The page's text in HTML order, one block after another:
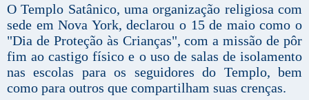
O Templo Satânico, uma organização religiosa com
sede em Nova York, declarou o 15 de maio como o
"Dia de Proteção às Crianças", com a missão de pôr
fim ao castigo físico e o uso de salas de isolamento
nas escolas para os seguidores do Templo, bem
como para outros que compartilham suas crenças.